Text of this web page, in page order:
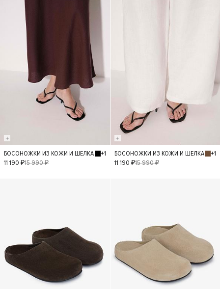
36 37
БОСОНОЖКИ ИЗ КОЖИ И ШЕЛКА
+1
11 190 ₽15 990 ₽ 36 37
БОСОНОЖКИ ИЗ КОЖИ И ШЕЛКА
+1
11 190 ₽15 990 ₽